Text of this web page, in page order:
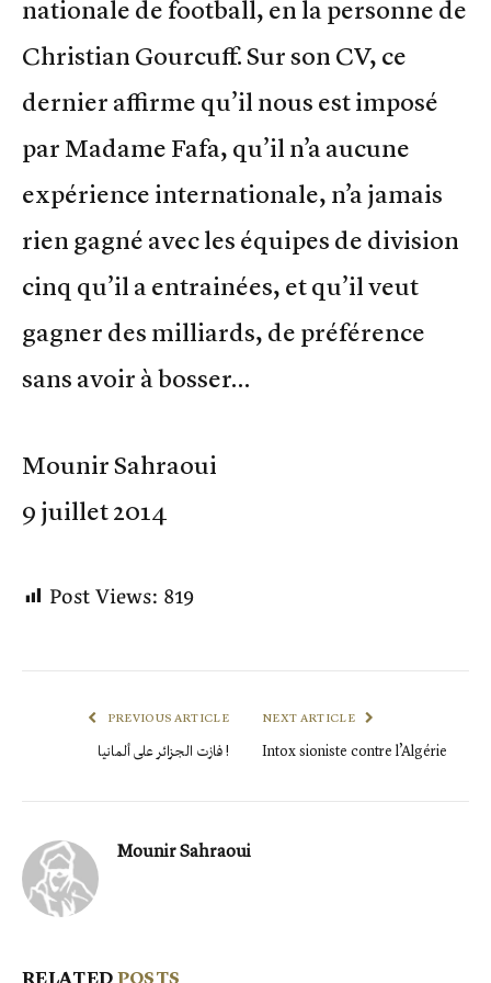
nationale de football, en la personne de
Christian Gourcuff. Sur son CV, ce
dernier affirme qu’il nous est imposé
par Madame Fafa, qu’il n’a aucune
expérience internationale, n’a jamais
rien gagné avec les équipes de division
cinq qu’il a entrainées, et qu’il veut
gagner des milliards, de préférence
sans avoir à bosser…
Mounir Sahraoui
9 juillet 2014
Post Views: 819
PREVIOUS ARTICLE
فازت الجزائر على ألمانيا !
NEXT ARTICLE
Intox sioniste contre l’Algérie
Mounir Sahraoui
RELATEDPOSTS